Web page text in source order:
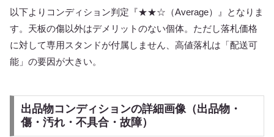
以下よりコンディション判定『★★☆（Average）』となりま
す。天板の傷以外はデメリットのない個体。ただし落札価格
に対して専用スタンドが付属しません、高値落札は「配送可
能」の要因が大きい。
出品物コンディションの詳細画像（出品物・
傷・汚れ・不具合・故障）